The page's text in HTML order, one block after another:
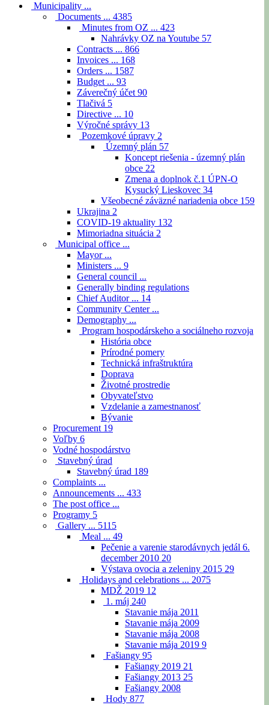
Municipality ...
Documents ... 4385
Minutes from OZ ... 423
Nahrávky OZ na Youtube 57
Contracts ... 866
Invoices ... 168
Orders ... 1587
Budget ... 93
Záverečný účet 90
Tlačivá 5
Directive ... 10
Výročné správy 13
Pozemkové úpravy 2
Územný plán 57
Koncept riešenia - územný plán
obce 22
Zmena a doplnok č.1 ÚPN-O
Kysucký Lieskovec 34
Všeobecné záväzné nariadenia obce 159
Ukrajina 2
COVID-19 aktuality 132
Mimoriadna situácia 2
Municipal office ...
Mayor ...
Ministers ... 9
General council ...
Generally binding regulations
Chief Auditor ... 14
Community Center ...
Demography ...
Program hospodárskeho a sociálneho rozvoja
História obce
Prírodné pomery
Technická infraštruktúra
Doprava
Životné prostredie
Obyvateľstvo
Vzdelanie a zamestnanosť
Bývanie
Procurement 19
Voľby 6
Vodné hospodárstvo
Stavebný úrad
Stavebný úrad 189
Complaints ...
Announcements ... 433
The post office ...
Programy 5
Gallery ... 5115
Meal ... 49
Pečenie a varenie starodávnych jedál 6.
december 2010 20
Výstava ovocia a zeleniny 2015 29
Holidays and celebrations ... 2075
MDŽ 2019 12
1. máj 240
Stavanie mája 2011
Stavanie mája 2009
Stavanie mája 2008
Stavanie mája 2019 9
Fašiangy 95
Fašiangy 2019 21
Fašiangy 2013 25
Fašiangy 2008
Hody 877